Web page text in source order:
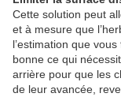
Cette solution peut
et à mesure que
l’estimation que
bonne ce qui
arrière pour que les
de leur avancée,